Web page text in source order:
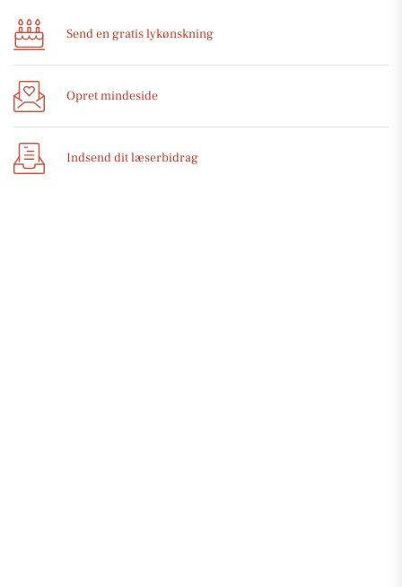
Send en gratis lykønskning
Opret mindeside
Indsend dit læserbidrag